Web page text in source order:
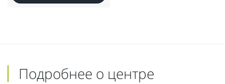
Подробнее о центре